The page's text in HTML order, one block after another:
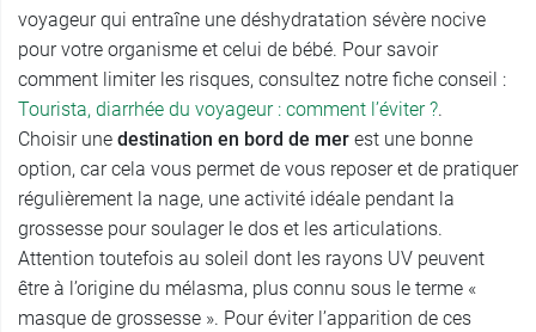
voyageur qui entraîne une déshydratation sévère nocive
pour votre organisme et celui de bébé. Pour savoir
comment limiter les risques, consultez notre fiche conseil :
Tourista, diarrhée du voyageur : comment l’éviter ?.
Choisir une destination en bord de mer est une bonne
option, car cela vous permet de vous reposer et de pratiquer
régulièrement la nage, une activité idéale pendant la
grossesse pour soulager le dos et les articulations.
Attention toutefois au soleil dont les rayons UV peuvent
être à l’origine du mélasma, plus connu sous le terme «
masque de grossesse ». Pour éviter l’apparition de ces